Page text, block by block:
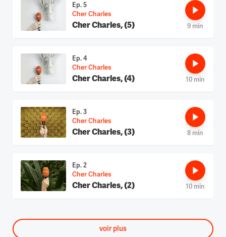
Cher Charles, (5)
Cher Charles
Ep. 5
9 min
Cher Charles, (4)
Cher Charles
Ep. 4
10 min
Cher Charles, (3)
Cher Charles
Ep. 3
8 min
Cher Charles, (2)
Cher Charles
Ep. 2
10 min
voir plus